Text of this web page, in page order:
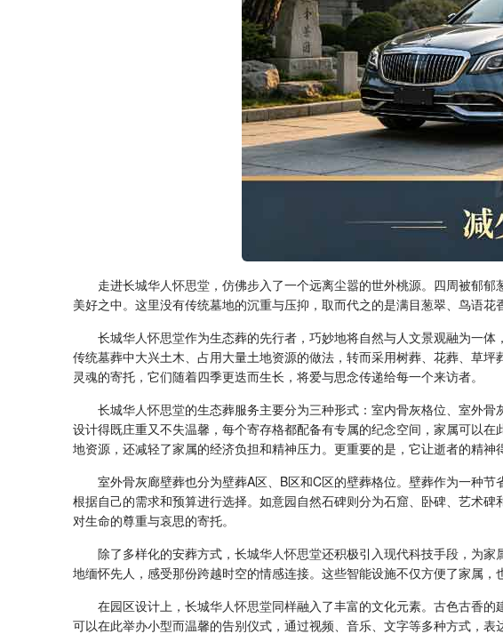
走进长城华人怀思堂 ，仿佛步入了一个远离尘嚣的世外桃源。四周被郁
美好之中。这里没有传统墓地的沉重与压抑，取而代之的是满目葱翠、鸟语花
长城华人怀思堂作为生态葬的先行者，巧妙地将自然与人文景观融为一
传统墓葬中大兴土木、占用大量土地资源的做法，转而采用树葬、花葬、草
灵魂的寄托，它们随着四季更迭而生长，将爱与思念传递给每一个来访者。
长城华人怀思堂的生态葬服务主要分为三种形式：室内骨灰格位、室外
设计得既庄重又不失温馨，每个寄存格都配备有专属的纪念空间，家属可以
地资源，还减轻了家属的经济负担和精神压力。更重要的是，它让逝者的精神
室外骨灰廊壁葬也分为壁葬A区、B区和C区的壁葬格位。壁葬作为一种
根据自己的需求和预算进行选择。如意园自然石碑则分为石窟、卧碑、艺术
对生命的尊重与哀思的寄托。
除了多样化的安葬方式，长城华人怀思堂还积极引入现代科技手段，为家
地缅怀先人，感受那份跨越时空的情感连接。这些智能设施不仅方便了家属，
在园区设计上，长城华人怀思堂同样融入了丰富的文化元素。古色古香
可以在此举办小型而温馨的告别仪式，通过视频、音乐、文字等多种方式，